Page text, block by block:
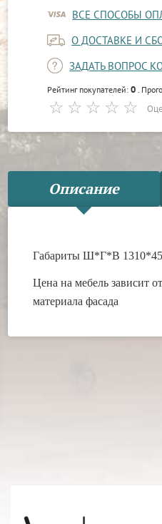
ВСЕ СПОСОБЫ
О ДОСТАВКЕ И
ЗАДАТЬ ВОПРОС
Рейтинг покупателей:0 .
Описание
Габариты Ш*Г*В
Цена на мебель зависит
материала фасада